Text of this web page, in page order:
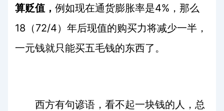
算贬值，例如现在通货膨胀率是4% ，那么
18 （72/4）年后现值的购买力将减少一半，
一元钱就只能买五毛钱的东西了。
西方有句谚语，看不起一块钱的人，总